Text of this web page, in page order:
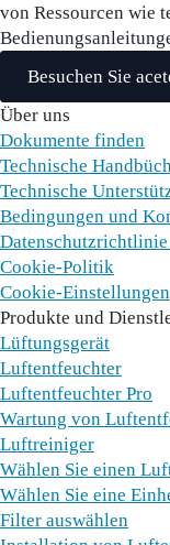
von Ressourcen wie
Besuchen Sie
Über uns
Dokumente finden
Technische
Technische
Bedingungen und
Datenschutzrichtlinie
Cookie-Politik
Cookie-Einstellungen
Produkte und
Lüftungsgerät
Luftentfeuchter
Luftentfeuchter Pro
Wartung von
Luftreiniger
Wählen Sie einen
Wählen Sie eine
Filter auswählen